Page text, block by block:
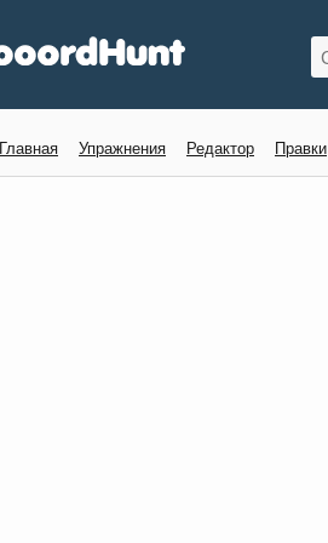
Главная Упражнения Редактор Правки